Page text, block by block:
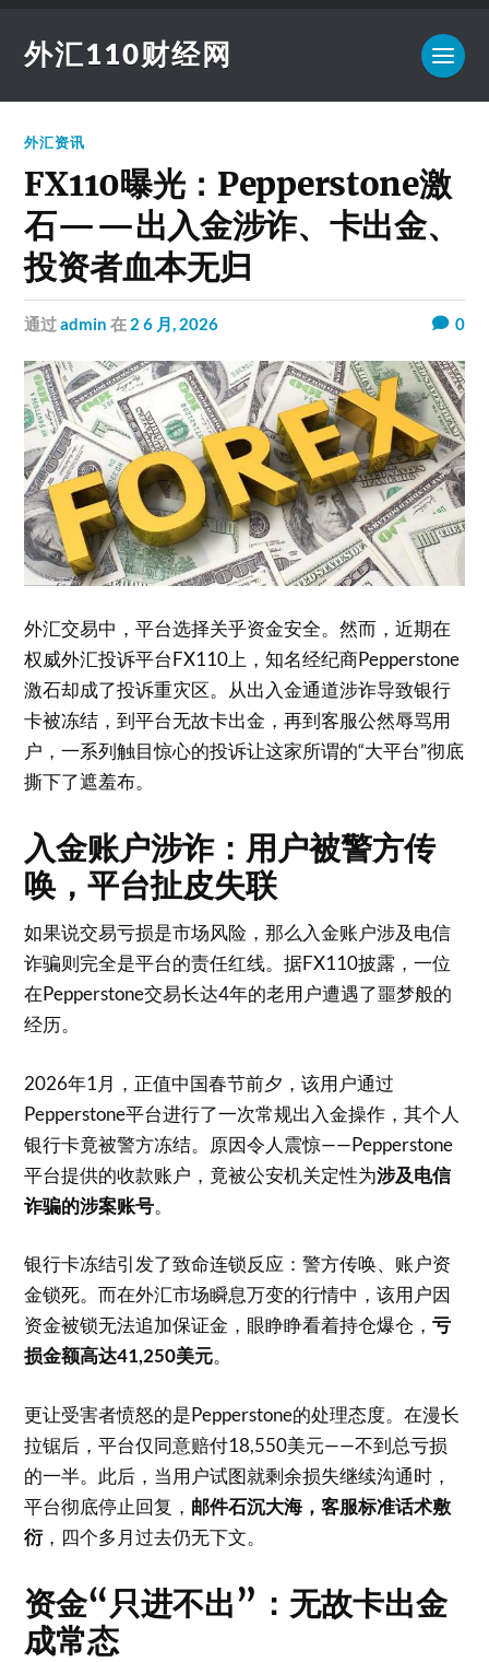
外汇110财经网
外汇资讯
FX110曝光：Pepperstone激
石——出入金涉诈、卡出金、
投资者血本无归
通过admin 在 2 6 月, 2026 0
外汇交易中，平台选择关乎资金安全。然而，近期在
权威外汇投诉平台FX110上，知名经纪商Pepperstone
激石却成了投诉重灾区。从出入金通道涉诈导致银行
卡被冻结，到平台无故卡出金，再到客服公然辱骂用
户，一系列触目惊心的投诉让这家所谓的“大平台”彻底
撕下了遮羞布。
入金账户涉诈：用户被警方传
唤，平台扯皮失联
如果说交易亏损是市场风险，那么入金账户涉及电信
诈骗则完全是平台的责任红线。据FX110披露，一位
在Pepperstone交易长达4年的老用户遭遇了噩梦般的
经历。
2026年1月，正值中国春节前夕，该用户通过
Pepperstone平台进行了一次常规出入金操作，其个人
银行卡竟被警方冻结。原因令人震惊——Pepperstone
平台提供的收款账户，竟被公安机关定性为涉及电信
诈骗的涉案账号。
银行卡冻结引发了致命连锁反应：警方传唤、账户资
金锁死。而在外汇市场瞬息万变的行情中，该用户因
资金被锁无法追加保证金，眼睁睁看着持仓爆仓，亏
损金额高达41,250美元。
更让受害者愤怒的是Pepperstone的处理态度。在漫长
拉锯后，平台仅同意赔付18,550美元——不到总亏损
的一半。此后，当用户试图就剩余损失继续沟通时，
平台彻底停止回复， 邮件石沉大海，客服标准话术敷
衍，四个多月过去仍无下文。
资金“只进不出”：无故卡出金
成常态